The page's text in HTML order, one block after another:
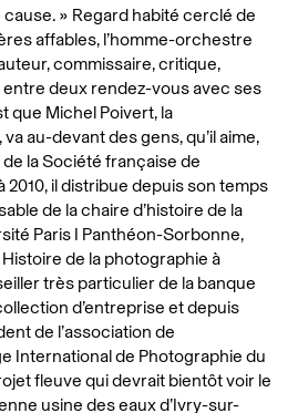
» Regard habité cerclé de
affables, l’homme-orchestre
commissaire, critique,
deux rendez-vous avec ses
que Michel Poivert, la
au-devant des gens, qu’il aime,
la Société française de
2010, il distribue depuis son temps
de la chaire d’histoire de la
Paris I Panthéon-Sorbonne,
de la photographie à
très particulier de la banque
d’entreprise et depuis
de l’association de
International de Photographie du
fleuve qui devrait bientôt voir le
usine des eaux d’Ivry-sur-